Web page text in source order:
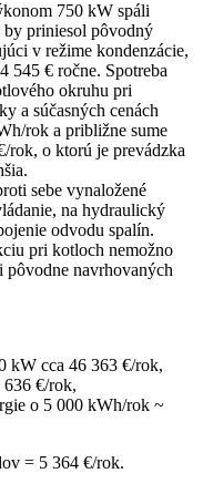
750 kW spáli
by priniesol pôvodný
v režime kondenzácie,
545 € ročne. Spotreba
okruhu pri
a súčasných cenách
rok a približne sume
rok, o ktorú je prevádzka
sebe vynaložené
na hydraulický
odvodu spalín.
pri kotloch nemožno
navrhovaných
kW cca 46 363 €/rok,
636 €/rok,
o 5 000 kWh/rok ~
= 5 364 €/rok.